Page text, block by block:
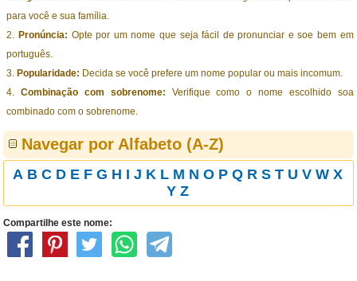
para você e sua família.
Pronúncia: Opte por um nome que seja fácil de pronunciar e soe bem em
português.
Popularidade: Decida se você prefere um nome popular ou mais incomum.
Combinação com sobrenome: Verifique como o nome escolhido soa
combinado com o sobrenome.
Navegar por Alfabeto (A-Z)
A B C D E F G H I J K L M N O P Q R S T U V W X
Y Z
Compartilhe este nome: